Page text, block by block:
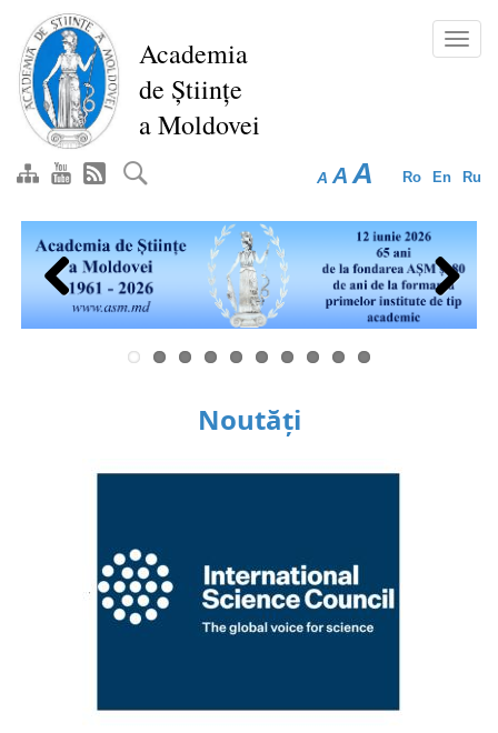
conţinutul
principal
Academia
de Științe
a Moldovei
Ro En Ru
A A A
Previous Next
Noutăți